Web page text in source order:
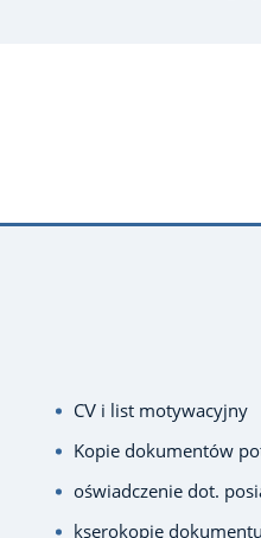
CV i list motywacyjny
Kopie dokumentów
oświadczenie dot.
kserokopię